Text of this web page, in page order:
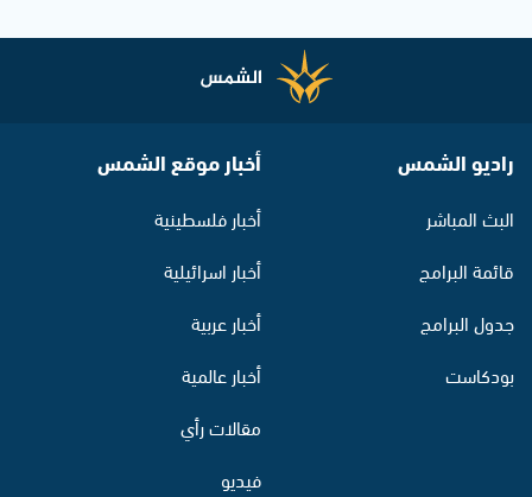
راديو الشمس
البث المباشر
قائمة البرامج
جدول البرامج
بودكاست
أخبار موقع الشمس
أخبار فلسطينية
أخبار اسرائيلية
أخبار عربية
أخبار عالمية
مقالات رأي
فيديو